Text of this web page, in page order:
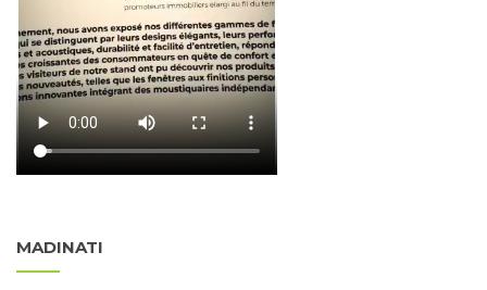
MADINATI